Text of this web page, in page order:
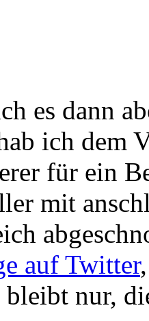
es dann
ich dem
für ein
mit
auf Twitter
nur,